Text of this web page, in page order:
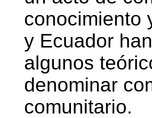
conocimiento
y Ecuador
algunos
denominar
comunitario.